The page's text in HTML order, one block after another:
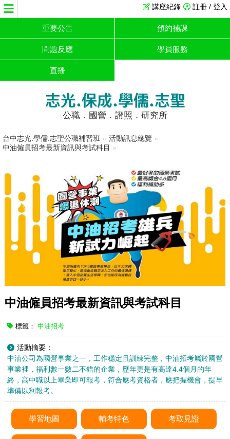
註冊 / 登入
講座紀錄
重要公告 預約補課
問題反應 學員服務
直播
志光.保成.學儒.志聖
公職．國營．證照．研究所
台中志光.學儒.志聖公職補習班 » 活動訊息總覽 »
中油僱員招考最新資訊與考試科目 »
中油僱員招考最新資訊與考試科目
標籤： 中油招考
活動摘要：
中油公司為國營事業之一，工作穩定且訓練完整，中油招考屬於國營
事業裡，福利數一數二不錯的企業，歷年更是有高達4.4個月的年
終，高中職以上畢業即可報考，符合應考資格者，應把握機會，提早
準備以利報考。
學習地圖 輔考特色 考取見證